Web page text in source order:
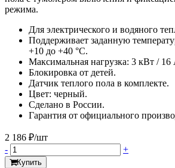
режима.
Для электрического и водяного
Поддерживает заданную
+10 до +40 °С.
Максимальная нагрузка: 3 кВт / 16
Блокировка от детей.
Датчик теплого пола в комплекте.
Цвет: черный.
Сделано в России.
Гарантия от официального
2 186 ₽/шт
-
+
Купить